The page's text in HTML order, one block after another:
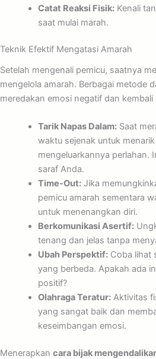
Catat Reaksi Fisik:Kenali
saat mulai marah.
Teknik Efektif Mengatasi Amarah
Setelah mengenali pemicu, saatnya
mengelola amarah. Berbagai metode
meredakan emosi negatif dan
Tarik Napas Dalam:Saat
waktu sejenak untuk
mengeluarkannya perlahan.
saraf Anda.
Time-Out:Jika
pemicu amarah sementara
untuk menenangkan diri.
Berkomunikasi Asertif:
tenang dan jelas tanpa
Ubah Perspektif:Coba lihat
yang berbeda. Apakah ada
positif?
Olahraga Teratur:Aktivitas
yang sangat baik dan
keseimbangan emosi.
Menerapkan cara bijak